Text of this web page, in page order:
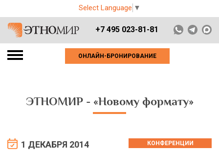
Select Language ▼
+7 495 023-81-81
ОНЛАЙН-БРОНИРОВАНИЕ
ЭТНОМИР - «Новому формату»
1 ДЕКАБРЯ 2014 КОНФЕРЕНЦИИ